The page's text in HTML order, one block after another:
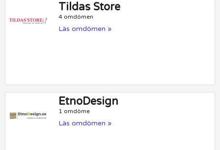
Tildas Store
4 omdömen
Läs omdömen »
EtnoDesign
1 omdöme
Läs omdömen »